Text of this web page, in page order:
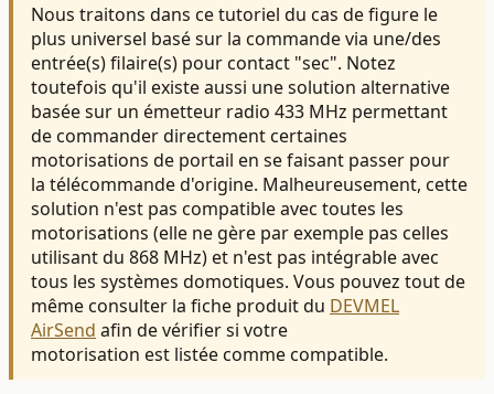
Nous traitons dans ce tutoriel du cas de figure le
plus universel basé sur la commande via une/des
entrée(s) filaire(s) pour contact "sec". Notez
toutefois qu'il existe aussi une solution alternative
basée sur un émetteur radio 433 MHz permettant
de commander directement certaines
motorisations de portail en se faisant passer pour
la télécommande d'origine. Malheureusement, cette
solution n'est pas compatible avec toutes les
motorisations (elle ne gère par exemple pas celles
utilisant du 868 MHz) et n'est pas intégrable avec
tous les systèmes domotiques. Vous pouvez tout de
même consulter la fiche produit du DEVMEL
AirSend afin de vérifier si votre
motorisation est listée comme compatible.